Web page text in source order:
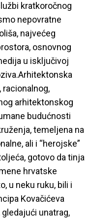
kratkoročnog
nepovratne
najvećeg
osnovnog
u isključivoj
arhitektonskog
budućnosti
temeljena na
ali i “herojske”
gotovo da tinja
hrvatske
u neku ruku, bili i
Kovačićeva
unatrag,